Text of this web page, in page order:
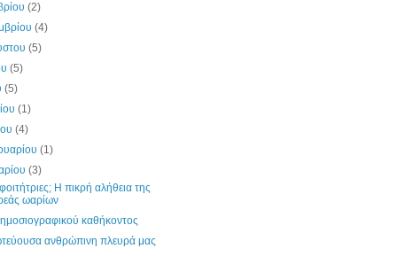
(2)
(4)
(5)
(5)
(5)
(1)
(4)
(1)
(3)
Η πικρή αλήθεια της
ωαρίων
καθήκοντος
ανθρώπινη πλευρά μας